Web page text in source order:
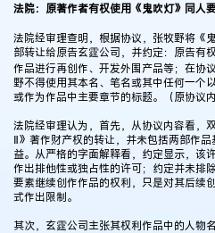
法院：原著作者有权使用《鬼吹灯》同人
法院经审理查明，根据协议，张牧野将《
部转让给原告玄霆公司，并约定：原告有
作品进行再创作、开发外围产品等；在协
野不得使用其本名、笔名或其中任何一个
或作为作品中主要章节的标题。（原协议内
法院经审理认为，首先，从协议内容看，
Ⅱ》著作财产权的转让，并未包括两部作
益。从严格的字面解释看，约定显示，该
作出排他性或独占性的许可；约定并未排
要素继续创作作品的权利，只是对其后续
式作出限制。
其次，玄霆公司主张其权利作品中的人物